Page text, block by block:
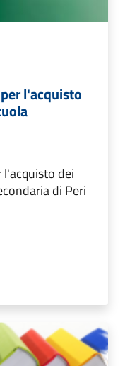
per l'acquisto
l'acquisto dei
di Peri